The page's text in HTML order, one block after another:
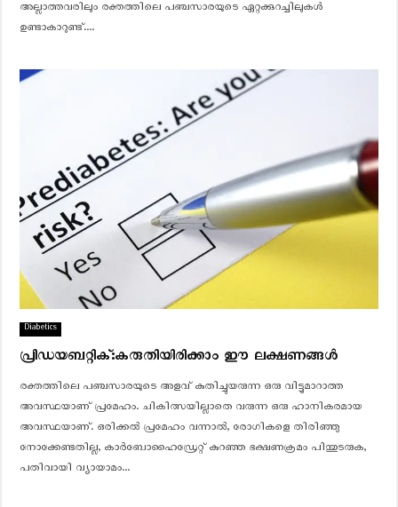
അല്ലാത്തവരിലും രക്തത്തിലെ പഞ്ചസാരയുടെ ഏറ്റക്കുറച്ചിലുകൾ
ഉണ്ടാകാറുണ്ട്....
Diabetics
പ്രിഡയബറ്റിക്:കരുതിയിരിക്കാം ഈ ലക്ഷണങ്ങൾ
രക്തത്തിലെ പഞ്ചസാരയുടെ അളവ് കുതിച്ചുയരുന്ന ഒരു വിട്ടുമാറാത്ത
അവസ്ഥയാണ് പ്രമേഹം. ചികിത്സയില്ലാതെ വരുന്ന ഒരു ഹാനികരമായ
അവസ്ഥയാണ്. ഒരിക്കല്‍ പ്രമേഹം വന്നാല്‍, രോഗികളെ തിരിഞ്ഞു
നോക്കേണ്ടതില്ല, കാര്‍ബോഹൈഡ്രേറ്റ് കുറഞ്ഞ ഭക്ഷണക്രമം പിന്തുടരുക,
പതിവായി വ്യായാമം...